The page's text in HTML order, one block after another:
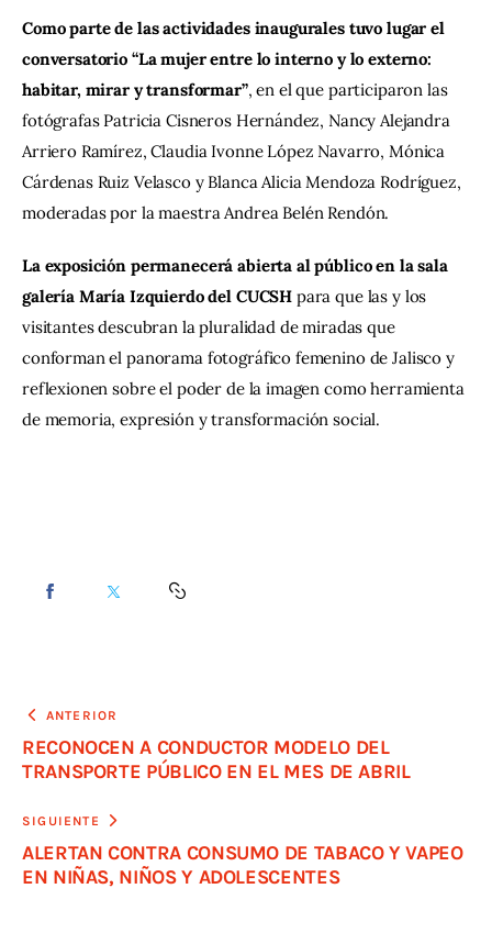
Como parte de las actividades inaugurales tuvo lugar el
conversatorio “La mujer entre lo interno y lo externo:
habitar, mirar y transformar”, en el que participaron las
fotógrafas Patricia Cisneros Hernández, Nancy Alejandra
Arriero Ramírez, Claudia Ivonne López Navarro, Mónica
Cárdenas Ruiz Velasco y Blanca Alicia Mendoza Rodríguez,
moderadas por la maestra Andrea Belén Rendón.
La exposición permanecerá abierta al público en la sala
galería María Izquierdo del CUCSH para que las y los
visitantes descubran la pluralidad de miradas que
conforman el panorama fotográfico femenino de Jalisco y
reflexionen sobre el poder de la imagen como herramienta
de memoria, expresión y transformación social.
ANTERIOR
RECONOCEN A CONDUCTOR MODELO DEL
TRANSPORTE PÚBLICO EN EL MES DE ABRIL
SIGUIENTE
ALERTAN CONTRA CONSUMO DE TABACO Y VAPEO
EN NIÑAS, NIÑOS Y ADOLESCENTES